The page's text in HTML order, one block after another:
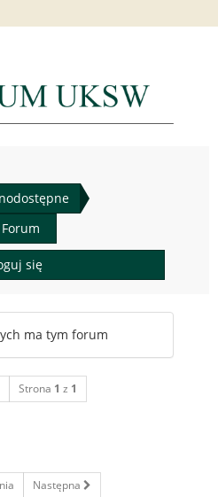
się
ma tym forum
Strona 1 z 1
Następna